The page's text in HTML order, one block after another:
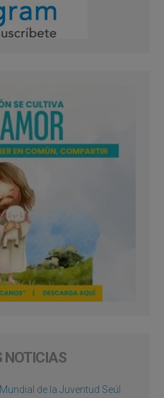
NOTICIAS
de la Juventud Seúl